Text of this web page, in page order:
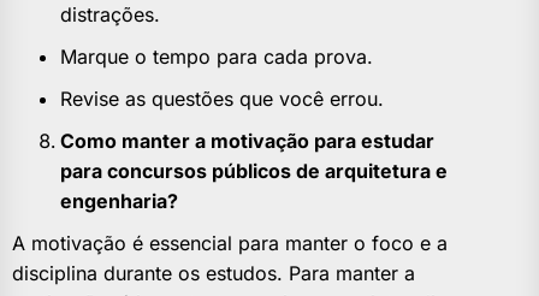
distrações.
Marque o tempo para cada prova.
Revise as questões que você errou.
Como manter a motivação para estudar
para concursos públicos de arquitetura e
engenharia?
A motivação é essencial para manter o foco e a
disciplina durante os estudos. Para manter a